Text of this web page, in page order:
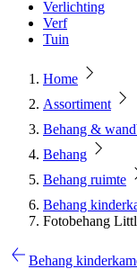
Verlichting
Verf
Tuin
Home
Assortiment
Behang &
Behang
Behang ruimte
Behang
Fotobehang
Behang